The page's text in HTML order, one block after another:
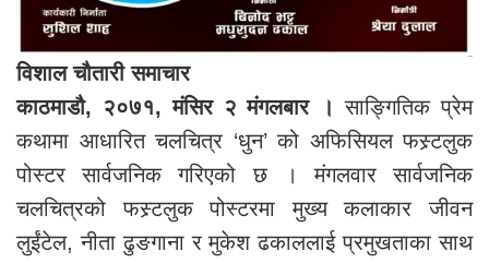
विशाल चौतारी समाचार
काठमाडौ, २०७१, मंसिर २ मंगलबार । साङ्गितिक प्रेम
कथामा आधारित चलचित्र ‘धुन’ को अफिसियल फस्र्टलुक
पोस्टर सार्वजनिक गरिएको छ । मंगलवार सार्वजनिक
चलचित्रको फस्र्टलुक पोस्टरमा मुख्य कलाकार जीवन
लुईंटेल, नीता ढुङगाना र मुकेश ढकाललाई प्रमुखताका साथ